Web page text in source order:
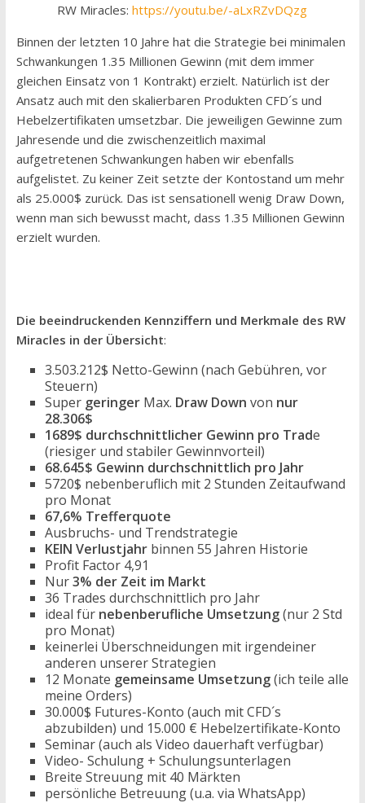
RW Miracles:https://youtu.be/-aLxRZvDQzg
Binnen der letzten 10 Jahre hat die Strategie bei minimalen
Schwankungen 1.35 Millionen Gewinn (mit dem immer
gleichen Einsatz von 1 Kontrakt) erzielt. Natürlich ist der
Ansatz auch mit den skalierbaren Produkten CFD´s und
Hebelzertifikaten umsetzbar. Die jeweiligen Gewinne zum
Jahresende und die zwischenzeitlich maximal
aufgetretenen Schwankungen haben wir ebenfalls
aufgelistet. Zu keiner Zeit setzte der Kontostand um mehr
als 25.000$ zurück. Das ist sensationell wenig Draw Down,
wenn man sich bewusst macht, dass 1.35 Millionen Gewinn
erzielt wurden.
Die beeindruckenden Kennziffern und Merkmale des RW
Miracles in der Übersicht:
3.503.212$ Netto-Gewinn (nach Gebühren, vor
Steuern)
Super geringerMax. Draw Down von nur
28.306$
1689$ durchschnittlicher Gewinn pro Trade
(riesiger und stabiler Gewinnvorteil)
68.645$ Gewinn durchschnittlich pro Jahr
5720$ nebenberuflich mit 2 Stunden Zeitaufwand
pro Monat
67,6% Trefferquote
Ausbruchs- und Trendstrategie
KEIN Verlustjahrbinnen 55 Jahren Historie
Profit Factor 4,91
Nur3% der Zeit im Markt
36 Trades durchschnittlich pro Jahr
ideal für nebenberufliche Umsetzung(nur 2 Std
pro Monat)
keinerlei Überschneidungen mit irgendeiner
anderen unserer Strategien
12 Monate gemeinsame Umsetzung(ich teile alle
meine Orders)
30.000$ Futures-Konto (auch mit CFD´s
abzubilden) und 15.000 € Hebelzertifikate-Konto
Seminar (auch als Video dauerhaft verfügbar)
Video- Schulung + Schulungsunterlagen
Breite Streuung mit 40 Märkten
persönliche Betreuung (u.a. via WhatsApp)